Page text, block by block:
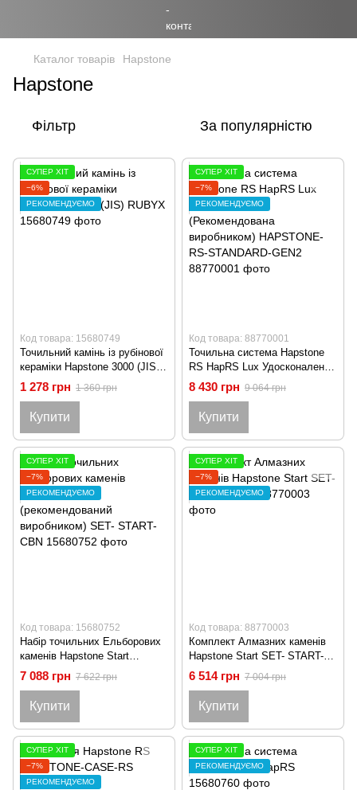
Каталог товарів Hapstone
Hapstone
Фільтр За популярністю
СУПЕР ХІТ
−6%
РЕКОМЕНДУЄМО
Код товара: 15680749
Точильний камінь із рубінової
кераміки Hapstone 3000 (JIS)
RUBYX
1 278 грн 1 360 грн
Купити
СУПЕР ХІТ
−7%
РЕКОМЕНДУЄМО
Код товара: 88770001
Точильна система Hapstone
RS HapRS Lux Удосконалена
(Рекомендована виробником)
HAPSTONE-RS-STANDARD-
GEN2
8 430 грн 9 064 грн
Купити
СУПЕР ХІТ
−7%
РЕКОМЕНДУЄМО
Код товара: 15680752
Набір точильних Ельборових
каменів Hapstone Start
(рекомендований виробником)
SET- START-CBN
7 088 грн 7 622 грн
Купити
СУПЕР ХІТ
−7%
РЕКОМЕНДУЄМО
Код товара: 88770003
Комплект Алмазних каменів
Hapstone Start SET- START-
DIAM
6 514 грн 7 004 грн
Купити
СУПЕР ХІТ
−7%
РЕКОМЕНДУЄМО
СУПЕР ХІТ
РЕКОМЕНДУЄМО